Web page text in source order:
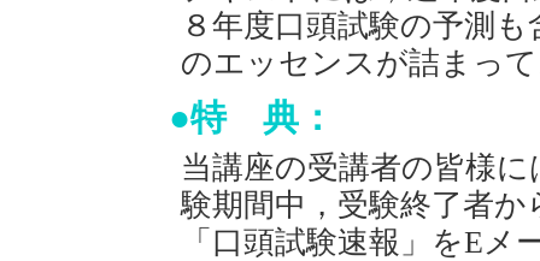
８年度口頭試験の予測
のエッセンスが詰まっ
●特 典：
当講座の受講者の皆様
験期間中，受験終了者
「口頭試験速報」をE